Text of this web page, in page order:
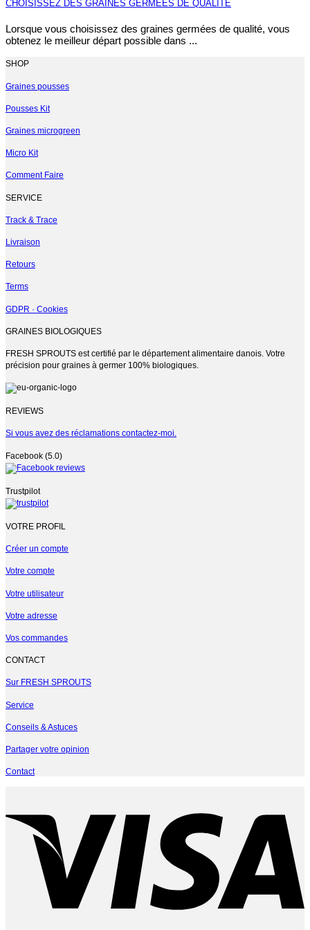
CHOISISSEZ DES GRAINES GERMÉES DE QUALITÉ
Lorsque vous choisissez des graines germées de qualité, vous
obtenez le meilleur départ possible dans ...
SHOP
Graines pousses
Pousses Kit
Graines microgreen
Micro Kit
Comment Faire
SERVICE
Track & Trace
Livraison
Retours
Terms
GDPR · Cookies
GRAINES BIOLOGIQUES
FRESH SPROUTS est certifié par le département alimentaire danois. Votre
précision pour graines à germer 100% biologiques.
REVIEWS
Si vous avez des réclamations contactez-moi.
Facebook (5.0)
Trustpilot
VOTRE PROFIL
Créer un compte
Votre compte
Votre utilisateur
Votre adresse
Vos commandes
CONTACT
Sur FRESH SPROUTS
Service
Conseils & Astuces
Partager votre opinion
Contact